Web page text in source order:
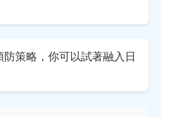
策略，你可以試著融入日